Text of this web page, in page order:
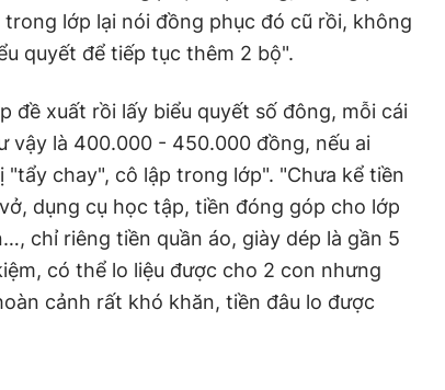
lớp lại nói đồng phục đó cũ rồi, không
quyết để tiếp tục thêm 2 bộ".
đề xuất rồi lấy biểu quyết số đông, mỗi cái
vậy là 400.000 - 450.000 đồng, nếu ai
chay", cô lập trong lớp". "Chưa kể tiền
dụng cụ học tập, tiền đóng góp cho lớp
chỉ riêng tiền quần áo, giày dép là gần 5
có thể lo liệu được cho 2 con nhưng
cảnh rất khó khăn, tiền đâu lo được